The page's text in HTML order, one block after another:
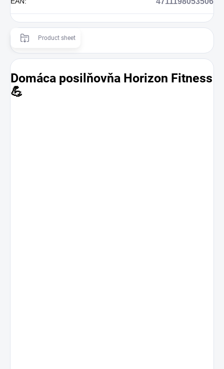
Product sheet
Domáca posilňovňa Horizon Fitness
💪